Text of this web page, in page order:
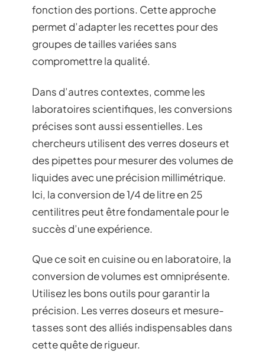
fonction des portions. Cette approche
permet d’adapter les recettes pour des
groupes de tailles variées sans
compromettre la qualité.
Dans d’autres contextes, comme les
laboratoires scientifiques, les conversions
précises sont aussi essentielles. Les
chercheurs utilisent des verres doseurs et
des pipettes pour mesurer des volumes de
liquides avec une précision millimétrique.
Ici, la conversion de 1/4 de litre en 25
centilitres peut être fondamentale pour le
succès d’une expérience.
Que ce soit en cuisine ou en laboratoire, la
conversion de volumes est omniprésente.
Utilisez les bons outils pour garantir la
précision. Les verres doseurs et mesure-
tasses sont des alliés indispensables dans
cette quête de rigueur.